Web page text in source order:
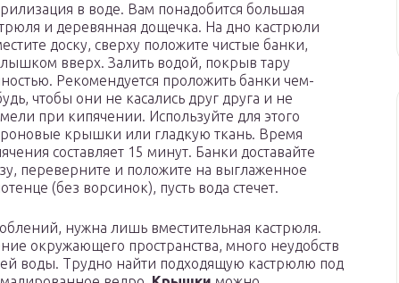
в воде. Вам понадобится большая
и деревянная дощечка. На дно кастрюли
доску, сверху положите чистые банки,
вверх. Залить водой, покрыв тару
Рекомендуется проложить банки чем-
чтобы они не касались друг друга и не
при кипячении. Используйте для этого
крышки или гладкую ткань. Время
составляет 15 минут. Банки доставайте
переверните и положите на выглаженное
(без ворсинок), пусть вода стечет.
нужна лишь вместительная кастрюля.
окружающего пространства, много неудобств
воды. Трудно найти подходящую кастрюлю под